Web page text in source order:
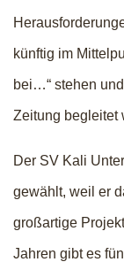
künftig im
bei…“ stehen
Zeitung begleitet
Der SV Kali
gewählt, weil er
großartige
Jahren gibt es